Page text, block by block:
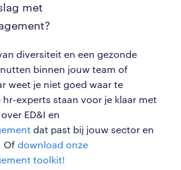
met
diversiteit en een gezonde
binnen jouw team of
weet je niet goed waar te
hr-experts staan voor je klaar met
ED&I en
dat past bij jouw sector en
Of download onze
toolkit!